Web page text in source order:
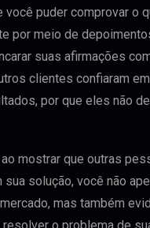
você puder comprovar o
por meio de
suas afirmações
clientes confiaram
por que eles não
mostrar que outras
solução, você não
mas também